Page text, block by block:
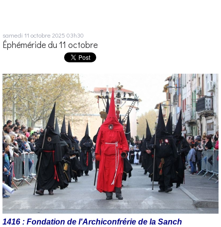
samedi 11 octobre 2025 03h30
Éphéméride du 11 octobre
1416 : Fondation de l'Archiconfrérie de la Sanch